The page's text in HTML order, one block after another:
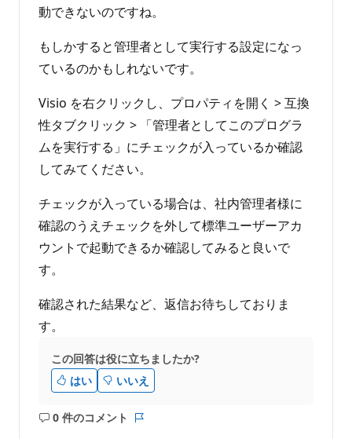
動できないのですね。
もしかすると管理者として実行する設定になっ
ているのかもしれないです。
Visio を右クリックし、プロパティを開く > 互換
性タブクリック > 「管理者としてこのプログラ
ムを実行する」にチェックが入っているか確認
してみてください。
チェックが入っている場合は、社内管理者様に
確認のうえチェックを外して標準ユーザーアカ
ウントで起動できるか確認してみると良いで
す。
確認された結果など、返信お待ちしておりま
す。
この回答は役に立ちましたか?
はい
いいえ
0 件のコメント
コ